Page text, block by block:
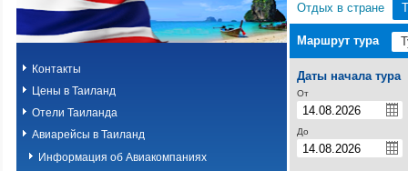
Контакты
Цены в Таиланд
Отели Таиланда
Авиарейсы в Таиланд
Информация об Авиакомпаниях
Отдых в стране
Маршрут тура
Даты начала тура
От
До